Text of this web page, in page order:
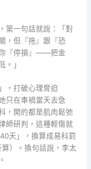
第一句話就說：「對
，但『拖』跟『恐
『停損』——把金
。」
，打破心理脅迫
只在車禍當天去急
，開的都是肌肉鬆弛
師研判，這種輕傷就
天」，換算成易科罰
）。換句話說，李太